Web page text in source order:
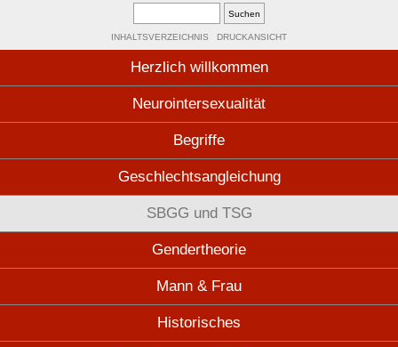
INHALTSVERZEICHNIS DRUCKANSICHT
Herzlich willkommen
Neurointersexualität
Begriffe
Geschlechtsangleichung
SBGG und TSG
Gendertheorie
Mann & Frau
Historisches